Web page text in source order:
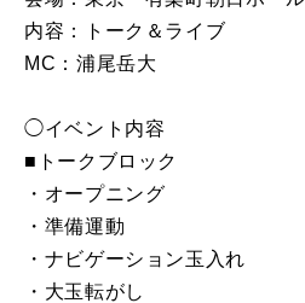
内容：トーク＆ライブ
MC：浦尾岳大
◯イベント内容
■トークブロック
・オープニング
・準備運動
・ナビゲーション玉入れ
・大玉転がし